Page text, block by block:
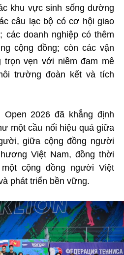
khu vực sinh sống dường
câu lạc bộ có cơ hội giao
các doanh nghiệp có thêm
cộng đồng; còn các vận
trọn vẹn với niềm đam mê
trường đoàn kết và tích
Open 2026 đã khẳng định
một cầu nối hiệu quả giữa
giữa cộng đồng người
Việt Nam, đồng thời
cộng đồng người Việt
phát triển bền vững.